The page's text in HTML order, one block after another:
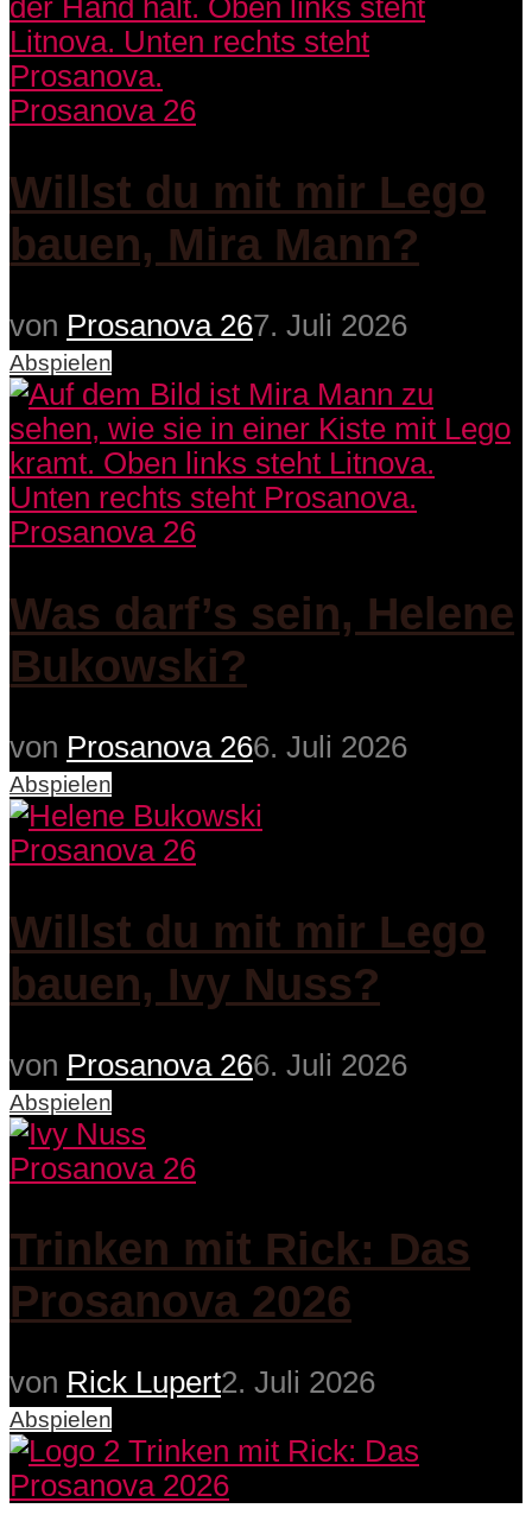
Prosanova 26
Willst du mit mir Lego
bauen, Mira Mann?
von Prosanova 267. Juli 2026
Abspielen
Prosanova 26
Was darf’s sein, Helene
Bukowski?
von Prosanova 266. Juli 2026
Abspielen
Prosanova 26
Willst du mit mir Lego
bauen, Ivy Nuss?
von Prosanova 266. Juli 2026
Abspielen
Prosanova 26
Trinken mit Rick: Das
Prosanova 2026
von Rick Lupert2. Juli 2026
Abspielen